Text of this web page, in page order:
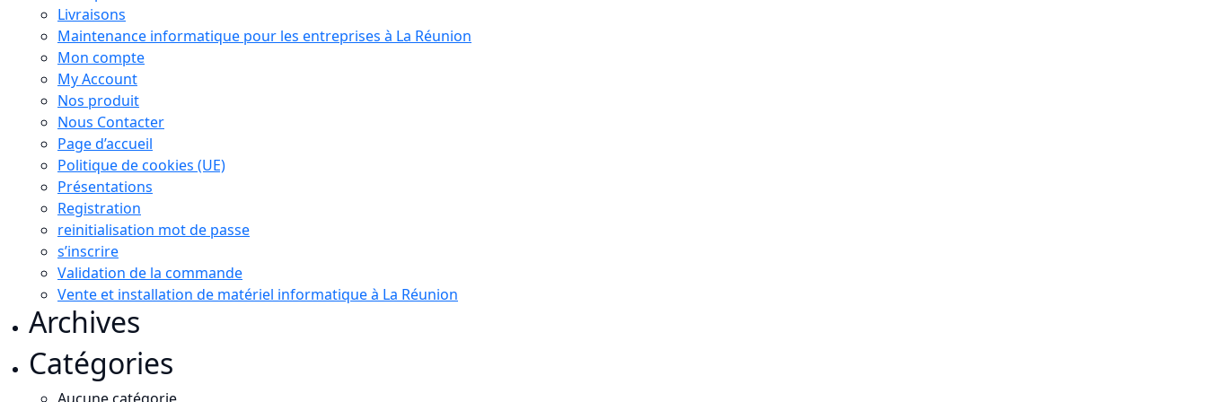
Livraisons
Maintenance informatique pour les entreprises à La Réunion
Mon compte
My Account
Nos produit
Nous Contacter
Page d’accueil
Politique de cookies (UE)
Présentations
Registration
reinitialisation mot de passe
s’inscrire
Validation de la commande
Vente et installation de matériel informatique à La Réunion
Archives
Catégories